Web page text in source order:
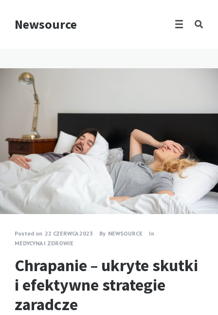
Newsource
Posted on 22 CZERWCA 2023 By NEWSOURCE
In
MEDYCYNA I ZDROWIE
Chrapanie – ukryte skutki
i efektywne strategie
zaradcze